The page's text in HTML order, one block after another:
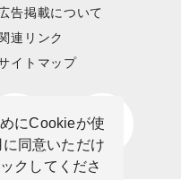
にCookieが使
同意いただけ
クしてくださ
告掲載について
連リンク
イトマップ